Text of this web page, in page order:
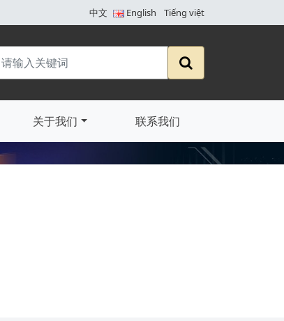
中文 English Tiếng việt
关于我们 联系我们